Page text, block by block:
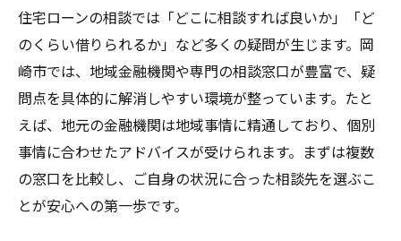
住宅ローンの相談では「どこに相談すれば良いか」「ど
のくらい借りられるか」など多くの疑問が生じます。岡
崎市では、地域金融機関や専門の相談窓口が豊富で、疑
問点を具体的に解消しやすい環境が整っています。たと
えば、地元の金融機関は地域事情に精通しており、個別
事情に合わせたアドバイスが受けられます。まずは複数
の窓口を比較し、ご自身の状況に合った相談先を選ぶこ
とが安心への第一歩です。